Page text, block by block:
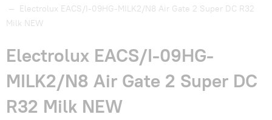
Доставка и оплата
Гарантия и сервис
Монтаж
— Electrolux EACS/I-09HG-MILK2/N8 Air Gate 2 Super DC R32
Milk NEW
Electrolux EACS/I-09HG-
MILK2/N8 Air Gate 2 Super DC
R32 Milk NEW